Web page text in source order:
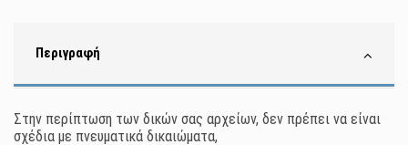
Περιγραφή
Στην περίπτωση των δικών σας αρχείων, δεν πρέπει να είναι
σχέδια με πνευματικά δικαιώματα,